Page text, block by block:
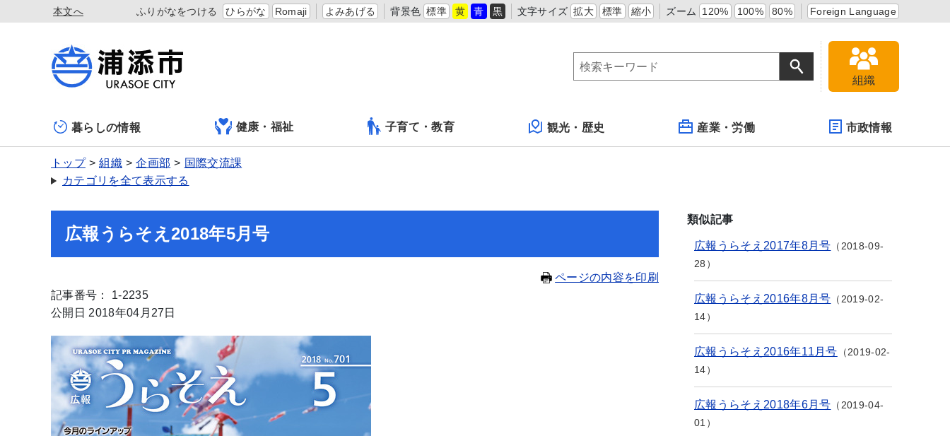
本文へ ふりがなをつける ひらがな Romaji よみあげる 背景色 標準 黄 青 黒 文字サイズ 拡大 標準 縮小 ズーム 120% 100% 80% Foreign Language
組織
暮らしの情報 健康・福祉 子育て・教育 観光・歴史 産業・労働 市政情報
トップ 組織 企画部
国際交流課
カテゴリを全て表示する
広報うらそえ2018年5月号
ページの内容を印刷
記事番号： 1-2235
公開日 2018年04月27日
類似記事
広報うらそえ2017年8月号
2018-09-
28
広報うらそえ2016年8月号
2019-02-
14
広報うらそえ2016年11月号
2019-02-
14
広報うらそえ2018年6月号
2019-04-
01